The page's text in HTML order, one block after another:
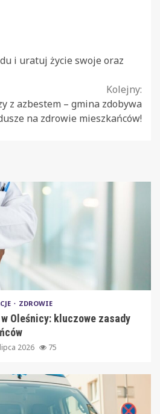
i uratuj życie swoje oraz
Kolejny:
z azbestem – gmina zdobywa
na zdrowie mieszkańców!
ZDROWIE
Oleśnicy: kluczowe zasady
2026 75